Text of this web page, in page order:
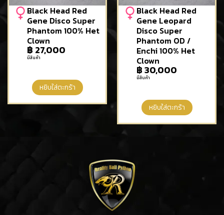
Black Head Red
Gene Disco Super
Phantom 100% Het
Clown
฿ 27,000
มีสินค้า
หยิบใส่ตะกร้า
Black Head Red
Gene Leopard
Disco Super
Phantom OD /
Enchi 100% Het
Clown
฿30,000
มีสินค้า
หยิบใส่ตะกร้า